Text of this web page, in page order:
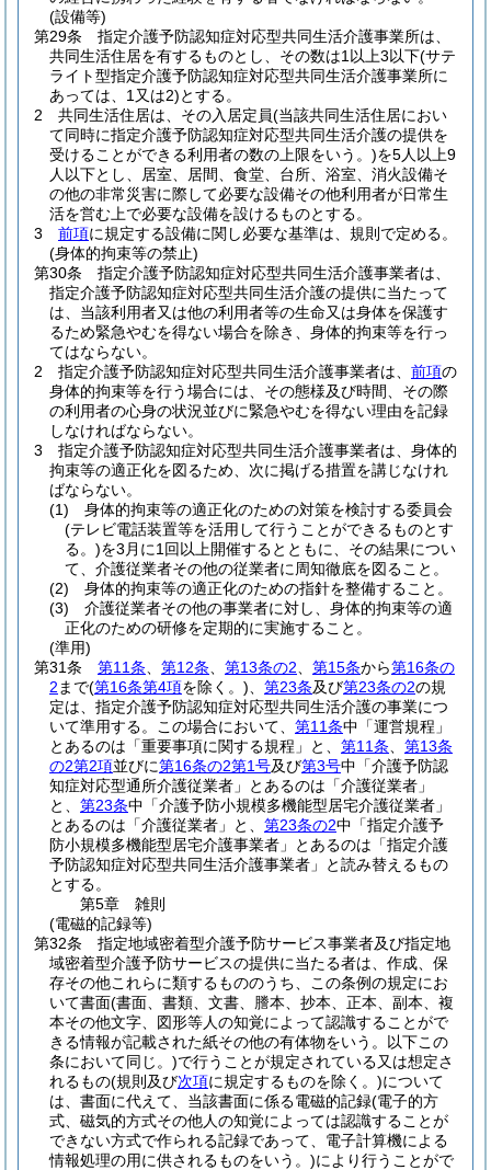
(設備等)
第29条
指定介護予防認知症対応型共同生活介護事業所は、
共同生活住居を有するものとし、その数は1以上3以下(サテ
ライト型指定介護予防認知症対応型共同生活介護事業所に
あっては、1又は2)とする。
2
共同生活住居は、その入居定員(当該共同生活住居におい
て同時に指定介護予防認知症対応型共同生活介護の提供を
受けることができる利用者の数の上限をいう。)を5人以上9
人以下とし、居室、居間、食堂、台所、浴室、消火設備そ
の他の非常災害に際して必要な設備その他利用者が日常生
活を営む上で必要な設備を設けるものとする。
3
前項に規定する設備に関し必要な基準は、規則で定める。
(身体的拘束等の禁止)
第30条
指定介護予防認知症対応型共同生活介護事業者は、
指定介護予防認知症対応型共同生活介護の提供に当たって
は、当該利用者又は他の利用者等の生命又は身体を保護す
るため緊急やむを得ない場合を除き、身体的拘束等を行っ
てはならない。
2
指定介護予防認知症対応型共同生活介護事業者は、 前項の
身体的拘束等を行う場合には、その態様及び時間、その際
の利用者の心身の状況並びに緊急やむを得ない理由を記録
しなければならない。
3
指定介護予防認知症対応型共同生活介護事業者は、身体的
拘束等の適正化を図るため、次に掲げる措置を講じなけれ
ばならない。
(1)
身体的拘束等の適正化のための対策を検討する委員会
(テレビ電話装置等を活用して行うことができるものとす
る。)を3月に1回以上開催するとともに、その結果につい
て、介護従業者その他の従業者に周知徹底を図ること。
(2)
身体的拘束等の適正化のための指針を整備すること。
(3)
介護従業者その他の事業者に対し、身体的拘束等の適
正化のための研修を定期的に実施すること。
(準用)
第31条
第11条 第12条 第13条の2 第15条から第16条の
2 まで(第16条第4項を除く。) 第23条及び第23条の2の規
定は、指定介護予防認知症対応型共同生活介護の事業につ
いて準用する。
この場合において、 第11条中「運営規程」
とあるのは「重要事項に関する規程」と、 第11条
第13条
の2第2項並びに第16条の2第1号及び第3号中「介護予防認
知症対応型通所介護従業者」とあるのは「介護従業者」
と、 第23条中「介護予防小規模多機能型居宅介護従業者」
とあるのは「介護従業者」と、 第23条の2中「指定介護予
防小規模多機能型居宅介護事業者」とあるのは「指定介護
予防認知症対応型共同生活介護事業者」と読み替えるもの
とする。
第5章
雑則
(電磁的記録等)
第32条
指定地域密着型介護予防サービス事業者及び指定地
域密着型介護予防サービスの提供に当たる者は、作成、保
存その他これらに類するもののうち、この条例の規定にお
いて書面(書面、書類、文書、謄本、抄本、正本、副本、複
本その他文字、図形等人の知覚によって認識することがで
きる情報が記載された紙その他の有体物をいう。以下この
条において同じ。)で行うことが規定されている又は想定さ
れるもの(規則及び次項に規定するものを除く。)について
は、書面に代えて、当該書面に係る電磁的記録(電子的方
式、磁気的方式その他人の知覚によっては認識することが
できない方式で作られる記録であって、電子計算機による
情報処理の用に供されるものをいう。)により行うことがで